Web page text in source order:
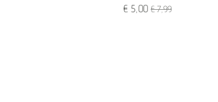
€ 5,00 € 7,99